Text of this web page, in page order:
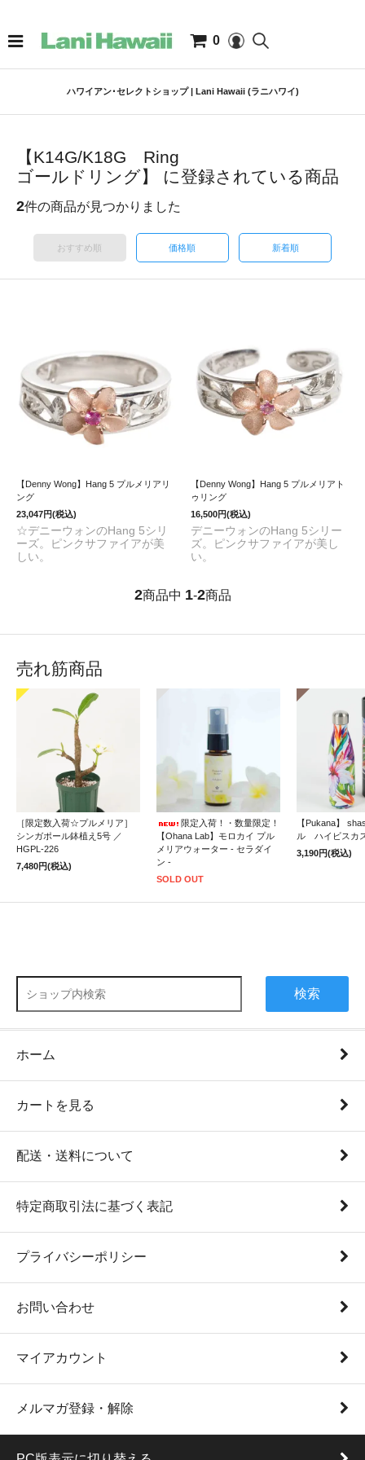
0
ハワイアン･セレクトショップ | Lani Hawaii (ラニハワイ)
【K14G/K18G Ring
ゴールドリング】 に登録されている商品
2件の商品が見つかりました
おすすめ順 価格順 新着順
【Denny Wong】Hang 5 プルメリアリ
ング
23,047円(税込)
☆デニーウォンのHang 5シリ
ーズ。ピンクサファイアが美
しい。
【Denny Wong】Hang 5 プルメリアト
ゥリング
16,500円(税込)
デニーウォンのHang 5シリー
ズ。ピンクサファイアが美し
い。
2商品中 1-2商品
売れ筋商品
［限定数入荷☆プルメリア］
シンガポール鉢植え5号 ／
HGPL-226
7,480円(税込)
限定入荷！・数量限定！
【Ohana Lab】モロカイ プル
メリアウォーター - セラダイ
ン -
SOLD OUT
【Pukana】
ル ハイビスカ
3,190円(税込)
検索
ホーム
カートを見る
配送・送料について
特定商取引法に基づく表記
プライバシーポリシー
お問い合わせ
マイアカウント
メルマガ登録・解除